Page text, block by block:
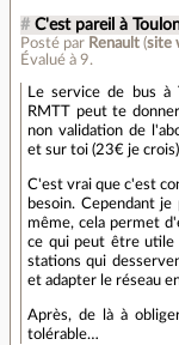
# C'est pareil à
Posté par Renault (site
Évalué à 9.
Le service de bus à
RMTT peut te
non validation de
et sur toi (23€ je
C'est vrai que c'est
besoin. Cependant
même, cela permet
ce qui peut être utile
stations qui
et adapter le réseau
Après, de là à
tolérable…